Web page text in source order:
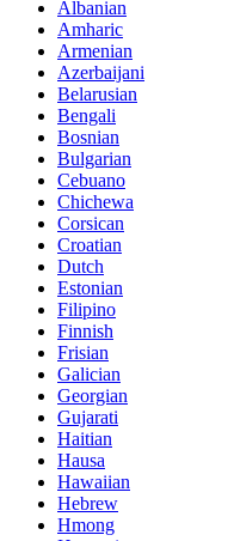
Albanian
Amharic
Armenian
Azerbaijani
Belarusian
Bengali
Bosnian
Bulgarian
Cebuano
Chichewa
Corsican
Croatian
Dutch
Estonian
Filipino
Finnish
Frisian
Galician
Georgian
Gujarati
Haitian
Hausa
Hawaiian
Hebrew
Hmong